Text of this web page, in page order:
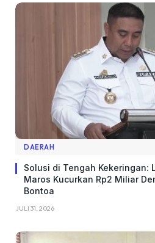
DAERAH
Solusi di Tengah Kekeringan:
Maros Kucurkan Rp2 Miliar
Bontoa
JULI 31, 2026